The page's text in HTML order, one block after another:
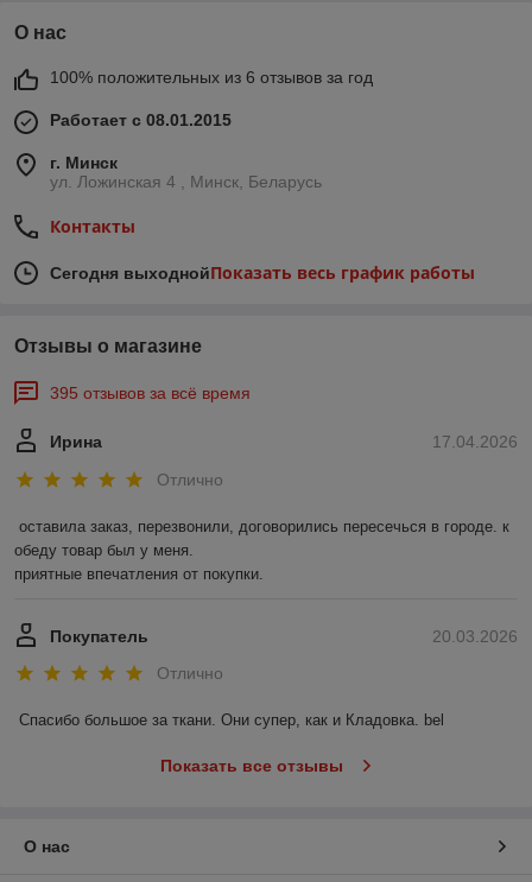
О нас
100% положительных из 6 отзывов за год
Работает с 08.01.2015
г. Минск
ул. Ложинская 4 , Минск, Беларусь
Контакты
Сегодня выходнойПоказать весь график работы
Отзывы о магазине
395 отзывов за всё время
17.04.2026
Ирина
Отлично
оставила заказ, перезвонили, договорились пересечься в городе. к
обеду товар был у меня.
приятные впечатления от покупки.
20.03.2026
Покупатель
Отлично
Спасибо большое за ткани. Они супер, как и Кладовка. bel
Показать все отзывы
О нас